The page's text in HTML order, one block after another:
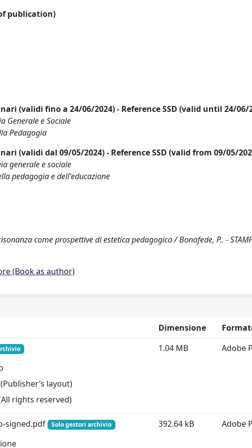
publication)
(validi fino a 24/06/2024) - Reference SSD (valid until 24/06/
Generale e Sociale
Pedagogia
(validi dal 09/05/2024) - Reference SSD (valid from 09/05/
generale e sociale
pedagogia e dell'educazione
come prospettive di estetica pedagogica / Bonafede, P.. -
(Book as author)
Dimensione
layout)
rights reserved)
1.04 MB Adobe
signed.pdf Solo gestori archivio 392.64 kB Adobe